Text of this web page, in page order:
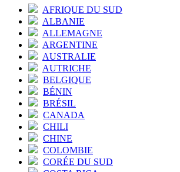
AFRIQUE DU SUD
ALBANIE
ALLEMAGNE
ARGENTINE
AUSTRALIE
AUTRICHE
BELGIQUE
BÉNIN
BRÉSIL
CANADA
CHILI
CHINE
COLOMBIE
CORÉE DU SUD